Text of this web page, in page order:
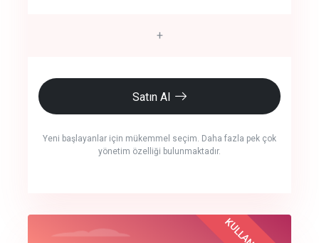
+
Satın Al
Yeni başlayanlar için mükemmel seçim. Daha fazla pek çok
yönetim özelliği bulunmaktadır.
crm auto cync